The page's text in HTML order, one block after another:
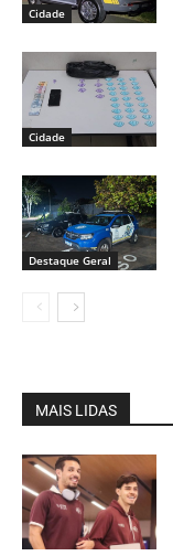
Cidade
Cidade
Destaque Geral
MAIS LIDAS